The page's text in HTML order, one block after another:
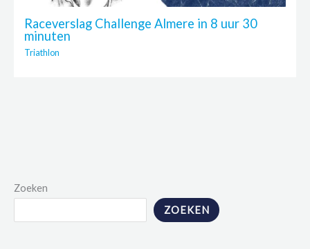
Zoeken
ZOEKEN
Raceverslag Challenge Almere in 8 uur 30
minuten
Triathlon